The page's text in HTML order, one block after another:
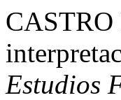
CASTRO
Estudios